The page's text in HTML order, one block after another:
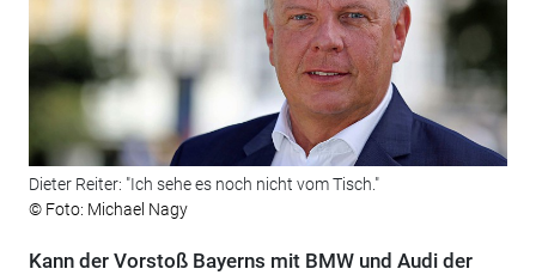
Dieter Reiter: "Ich sehe es noch nicht vom Tisch."
© Foto: Michael Nagy
Kann der Vorstoß Bayerns mit BMW und Audi der